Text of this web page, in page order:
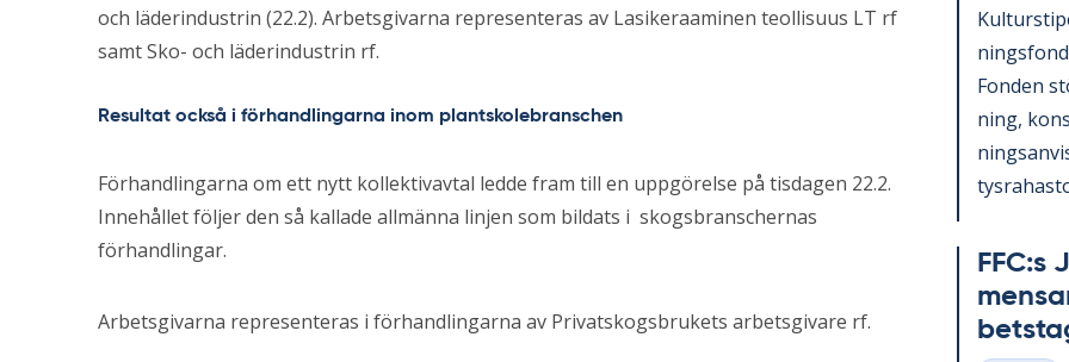
och läderindustrin (22.2). Arbetsgivarna representeras av Lasikeraaminen teollisuus LT rf
samt Sko- och läderindustrin rf.
Resultat också i förhandlingarna inom plantskolebranschen
Förhandlingarna om ett nytt kollektivavtal ledde fram till en uppgörelse på tisdagen 22.2.
Innehållet följer den så kallade allmänna linjen som bildats i skogsbranschernas
förhandlingar.
Arbetsgivarna representeras i förhandlingarna av Privatskogsbrukets arbetsgivare rf.
Fon­den
ning,